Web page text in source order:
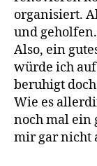
organisiert.
und geholfen.
Also, ein
würde ich
beruhigt doch
Wie es
noch mal ein
mir gar nicht